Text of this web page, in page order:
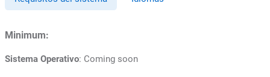
Minimum:
Sistema Operativo: Coming soon